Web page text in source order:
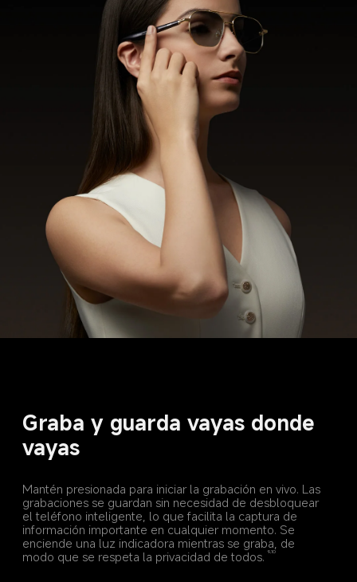
Graba y guarda vayas donde
vayas
Mantén presionada para iniciar la grabación en vivo. Las
grabaciones se guardan sin necesidad de desbloquear
el teléfono inteligente, lo que facilita la captura de
información importante en cualquier momento. Se
enciende una luz indicadora mientras se graba, de
modo que se respeta la privacidad de todos.
9,10